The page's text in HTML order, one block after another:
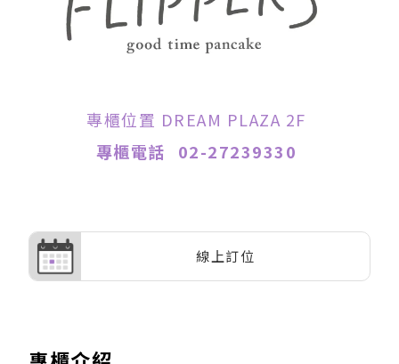
專櫃位置 DREAM PLAZA 2F
專櫃電話
02-27239330
線上訂位